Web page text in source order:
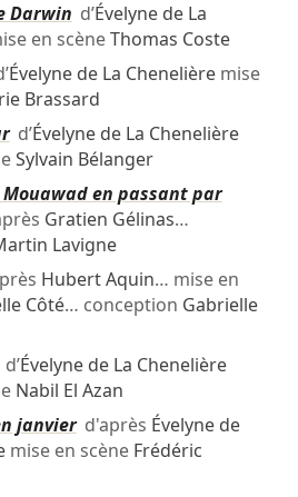
Darwin d’Évelyne de La
en scèneThomas Coste
Évelyne de La Chenelièremise
Brassard
d’Évelyne de La Chenelière
Sylvain Bélanger
Mouawad en passant par
Gratien Gélinas…
Lavigne
Hubert Aquin… mise en
Côté… conception Gabrielle
d’Évelyne de La Chenelière
Nabil El Azan
janvierd'après Évelyne de
mise en scène Frédéric